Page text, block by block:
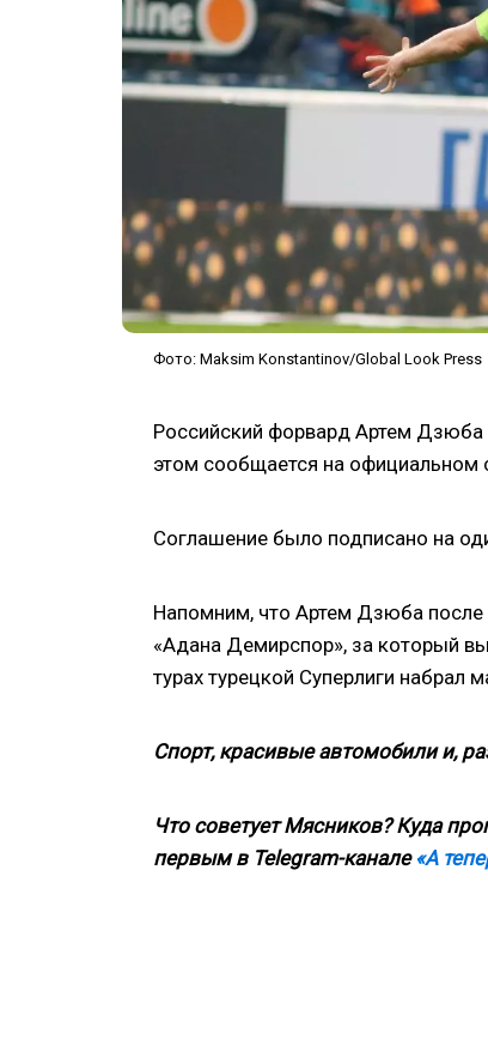
Фото: Maksim Konstantinov/Global Look Press
Российский форвард Артем Дзюба
этом сообщается на официальном
Соглашение было подписано на
Напомним, что Артем Дзюба после
«Адана Демирспор», за который
турах турецкой Суперлиги набрал
Спорт, красивые автомобили и,
Что советует Мясников? Куда
первым в Telegram-канале «А